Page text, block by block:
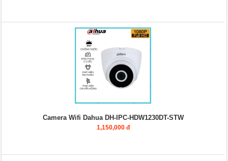
Camera Wifi Dahua DH-IPC-HDW1230DT-STW
1,150,000 đ